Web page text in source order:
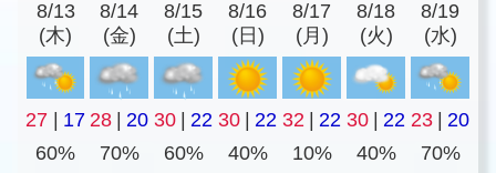
8/13
(木)
8/14
(金)
8/15
(土)
8/16
(日)
8/17
(月)
8/18
(火)
8/19
(水)
27 | 17 28 | 20 30 | 22 30 | 22 32 | 22 30 | 22 23 | 20
60%
70% 60% 40% 10% 40%
70%